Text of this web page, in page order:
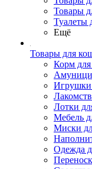
Товары
Туалеты
Ещё
Товары для
Корм
Игрушки
Лотки
Мебель
Миски
Одежда